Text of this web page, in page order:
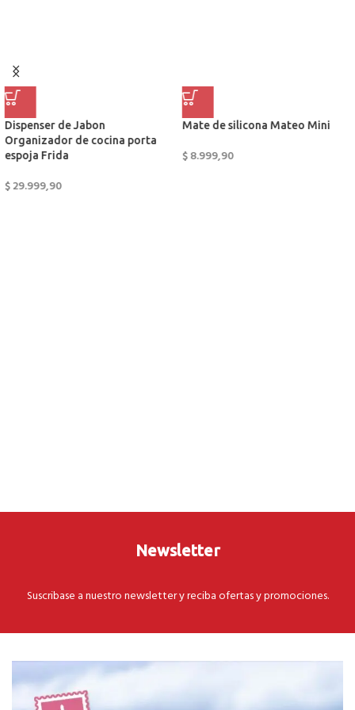
Dispenser de Jabon
Organizador de cocina porta
espoja Frida
$29.999,90
Mate de silicona Mateo Mini
$8.999,90
Newsletter
Suscribase a nuestro newsletter y reciba ofertas y promociones.